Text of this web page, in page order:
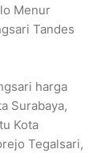
Menur
Tandes
harga
Surabaya,
Kota
Tegalsari,